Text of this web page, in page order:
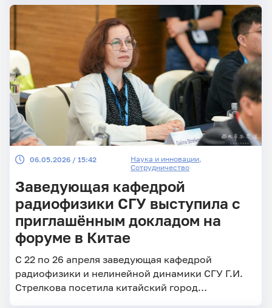
06.05.2026 / 15:42 Наука и инновации,
Сотрудничество
Заведующая кафедрой
радиофизики СГУ выступила с
приглашённым докладом на
форуме в Китае
С 22 по 26 апреля заведующая кафедрой
радиофизики и нелинейной динамики СГУ Г.И.
Стрелкова посетила китайский город